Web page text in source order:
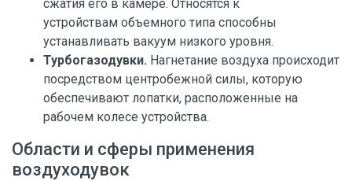
сжатия его в камере. Относятся к
устройствам объемного типа способны
устанавливать вакуум низкого уровня.
Турбогазодувки. Нагнетание воздуха происходит
посредством центробежной силы, которую
обеспечивают лопатки, расположенные на
рабочем колесе устройства.
Области и сферы применения
воздуходувок